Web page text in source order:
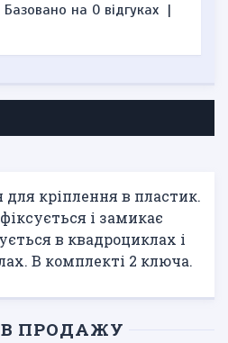
Базовано на 0 відгуках |
кріплення в пластик.
і замикає
в квадроциклах і
В комплекті 2 ключа.
ПРОДАЖУ